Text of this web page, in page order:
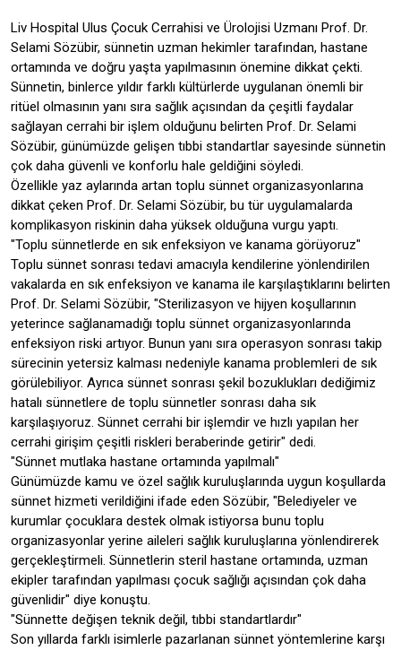
Liv Hospital Ulus Çocuk Cerrahisi ve Ürolojisi Uzmanı Prof. Dr.
Selami Sözübir, sünnetin uzman hekimler tarafından, hastane
ortamında ve doğru yaşta yapılmasının önemine dikkat çekti.
Sünnetin, binlerce yıldır farklı kültürlerde uygulanan önemli bir
ritüel olmasının yanı sıra sağlık açısından da çeşitli faydalar
sağlayan cerrahi bir işlem olduğunu belirten Prof. Dr. Selami
Sözübir, günümüzde gelişen tıbbi standartlar sayesinde sünnetin
çok daha güvenli ve konforlu hale geldiğini söyledi.
Özellikle yaz aylarında artan toplu sünnet organizasyonlarına
dikkat çeken Prof. Dr. Selami Sözübir, bu tür uygulamalarda
komplikasyon riskinin daha yüksek olduğuna vurgu yaptı.
"Toplu sünnetlerde en sık enfeksiyon ve kanama görüyoruz"
Toplu sünnet sonrası tedavi amacıyla kendilerine yönlendirilen
vakalarda en sık enfeksiyon ve kanama ile karşılaştıklarını belirten
Prof. Dr. Selami Sözübir, "Sterilizasyon ve hijyen koşullarının
yeterince sağlanamadığı toplu sünnet organizasyonlarında
enfeksiyon riski artıyor. Bunun yanı sıra operasyon sonrası takip
sürecinin yetersiz kalması nedeniyle kanama problemleri de sık
görülebiliyor. Ayrıca sünnet sonrası şekil bozuklukları dediğimiz
hatalı sünnetlere de toplu sünnetler sonrası daha sık
karşılaşıyoruz. Sünnet cerrahi bir işlemdir ve hızlı yapılan her
cerrahi girişim çeşitli riskleri beraberinde getirir" dedi.
"Sünnet mutlaka hastane ortamında yapılmalı"
Günümüzde kamu ve özel sağlık kuruluşlarında uygun koşullarda
sünnet hizmeti verildiğini ifade eden Sözübir, "Belediyeler ve
kurumlar çocuklara destek olmak istiyorsa bunu toplu
organizasyonlar yerine aileleri sağlık kuruluşlarına yönlendirerek
gerçekleştirmeli. Sünnetlerin steril hastane ortamında, uzman
ekipler tarafından yapılması çocuk sağlığı açısından çok daha
güvenlidir" diye konuştu.
"Sünnette değişen teknik değil, tıbbi standartlardır"
Son yıllarda farklı isimlerle pazarlanan sünnet yöntemlerine karşı